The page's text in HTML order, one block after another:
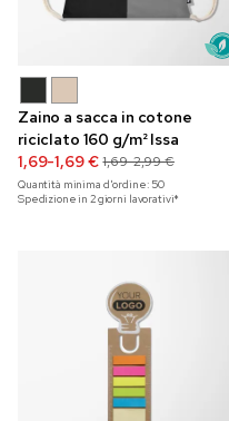
Zaino a sacca in cotone
riciclato 160 g/m² Issa
1,69-1,69 € 1,69-2,99 €
Quantità minima d'ordine: 50
Spedizione in 2 giorni lavorativi*